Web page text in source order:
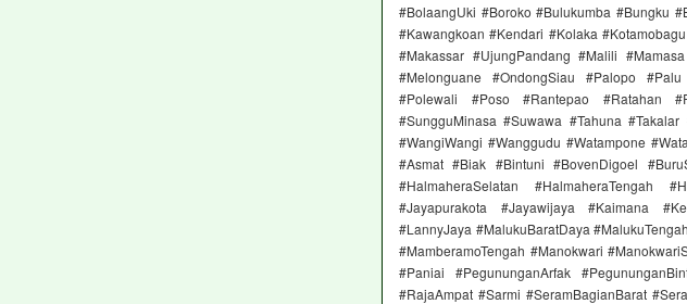
#BolaangUki #Boroko #Bulukumba #Bungku
#Kawangkoan #Kendari #Kolaka
#Makassar #UjungPandang #Malili
#Melonguane #OndongSiau #Palopo
#Polewali #Poso #Rantepao #Ratahan
#SungguMinasa #Suwawa #Tahuna
#WangiWangi #Wanggudu #Watampone
#Asmat #Biak #Bintuni #BovenDigoel
#HalmaheraSelatan #HalmaheraTengah
#Jayapurakota #Jayawijaya #Kaimana
#LannyJaya #MalukuBaratDaya
#MamberamoTengah #Manokwari
#Paniai #PegununganArfak
#RajaAmpat #Sarmi #SeramBagianBarat